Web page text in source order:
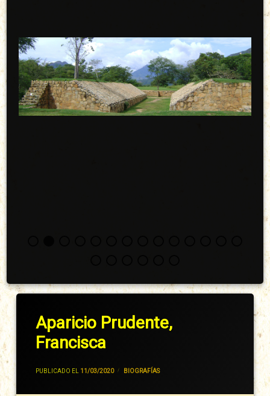
Aparicio Prudente,
Francisca
PUBLICADO EL 11/03/2020
JIVANCM
CATEGORÍAS:
BIOGRAFÍAS